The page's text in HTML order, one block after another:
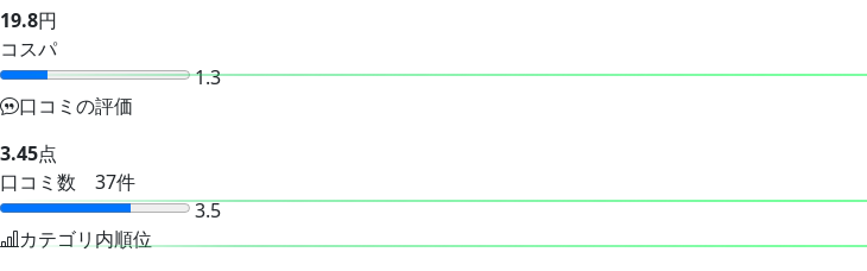
19.8円
コスパ
1.3
口コミの評価
3.45点
口コミ数 37件
3.5
カテゴリ内順位